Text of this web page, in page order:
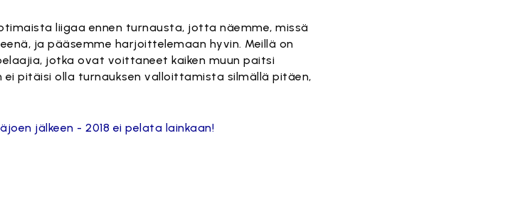
liigaa ennen turnausta, jotta näemme, missä
ja pääsemme harjoittelemaan hyvin. Meillä on
jotka ovat voittaneet kaiken muun paitsi
pitäisi olla turnauksen valloittamista silmällä pitäen,
jälkeen - 2018 ei pelata lainkaan!